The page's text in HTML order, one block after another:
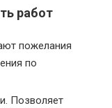
работ
пожелания
по
Позволяет